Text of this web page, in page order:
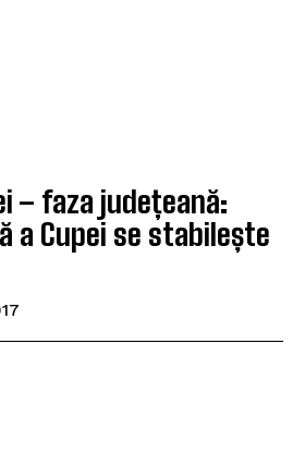
– faza județeană:
a Cupei se stabilește